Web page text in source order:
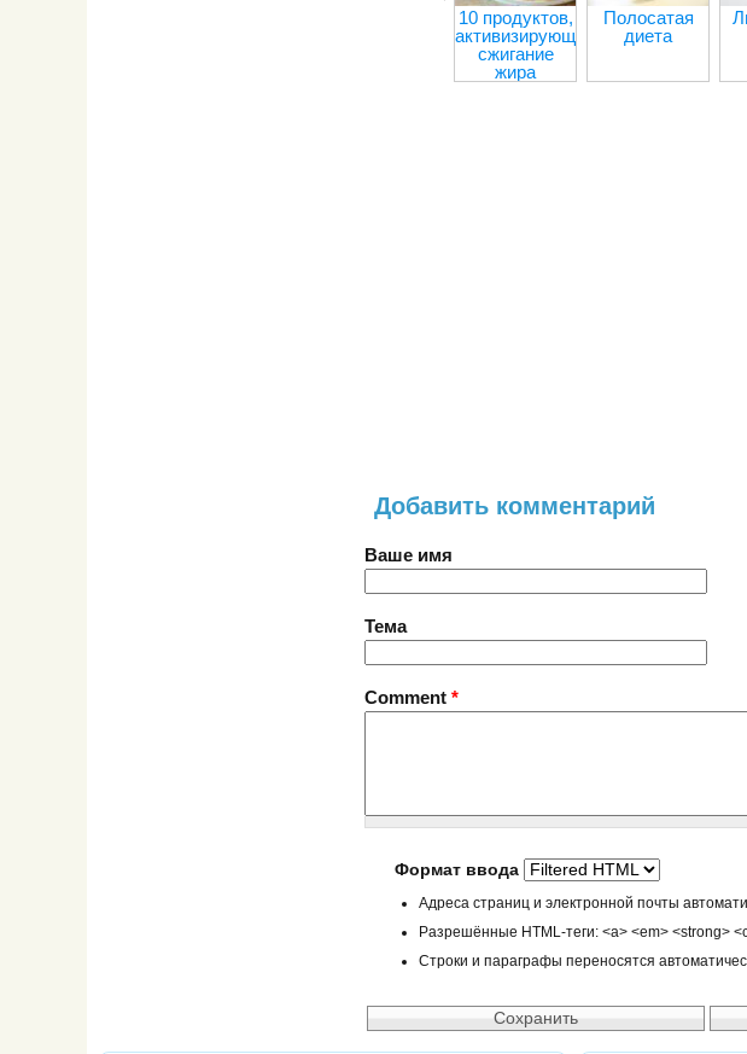
10 продуктов,
активизирующих
сжигание
жира
Полосатая
диета
Добавить комментарий
Ваше имя
Тема
Comment *
Формат ввода
Адреса страниц и электронной почты
Разрешённые HTML-теги: <a> <em> <strong>
Строки и параграфы переносятся